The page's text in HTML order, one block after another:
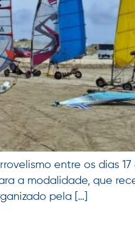
entre os dias 17
a modalidade, que
pela […]